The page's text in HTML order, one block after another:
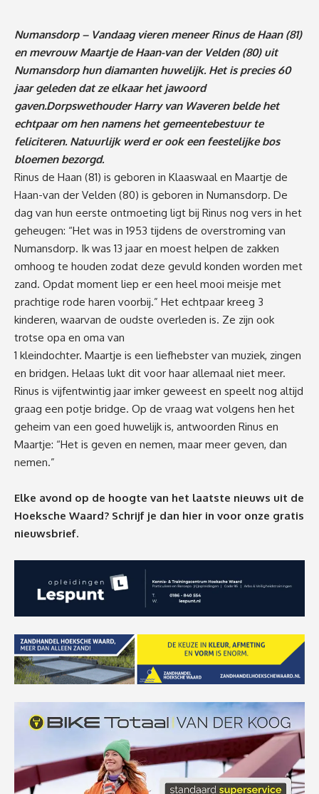
Numansdorp – Vandaag vieren meneer Rinus de Haan (81)
en mevrouw Maartje de Haan-van der Velden (80) uit
Numansdorp hun diamanten huwelijk. Het is precies 60
jaar geleden dat ze elkaar het jawoord
gaven.Dorpswethouder Harry van Waveren belde het
echtpaar om hen namens het gemeentebestuur te
feliciteren. Natuurlijk werd er ook een feestelijke bos
bloemen bezorgd.
Rinus de Haan (81) is geboren in Klaaswaal en Maartje de
Haan-van der Velden (80) is geboren in Numansdorp. De
dag van hun eerste ontmoeting ligt bij Rinus nog vers in het
geheugen: “Het was in 1953 tijdens de overstroming van
Numansdorp. Ik was 13 jaar en moest helpen de zakken
omhoog te houden zodat deze gevuld konden worden met
zand. Opdat moment liep er een heel mooi meisje met
prachtige rode haren voorbij.” Het echtpaar kreeg 3
kinderen, waarvan de oudste overleden is. Ze zijn ook
trotse opa en oma van
1 kleindochter. Maartje is een liefhebster van muziek, zingen
en bridgen. Helaas lukt dit voor haar allemaal niet meer.
Rinus is vijfentwintig jaar imker geweest en speelt nog altijd
graag een potje bridge. Op de vraag wat volgens hen het
geheim van een goed huwelijk is, antwoorden Rinus en
Maartje: “Het is geven en nemen, maar meer geven, dan
nemen.”
Elke avond op de hoogte van het laatste nieuws uit de
Hoeksche Waard? Schrijf je dan hier in voor onze gratis
nieuwsbrief.